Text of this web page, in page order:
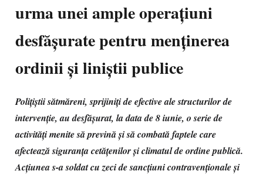
urma unei ample operațiuni
desfășurate pentru menținerea
ordinii și liniștii publice
Polițiștii sătmăreni, sprijiniți de efective ale structurilor de
intervenție, au desfășurat, la data de 8 iunie, o serie de
activități menite să prevină și să combată faptele care
afectează siguranța cetățenilor și climatul de ordine publică.
Acțiunea s-a soldat cu zeci de sancțiuni contravenționale și